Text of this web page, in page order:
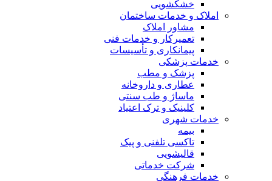
خشکشویی
املاک و خدمات ساختمان
مشاور املاک
تعمیرکار و خدمات فنی
پیمانکاری و تأسیسات
خدمات پزشکی
پزشک و مطب
عطاری و داروخانه
ماساژ و طب سنتی
کلینیک و ترک اعتیاد
خدمات شهری
بیمه
تاکسی تلفنی و پیک
قالیشویی
شرکت خدماتی
خدمات فرهنگی